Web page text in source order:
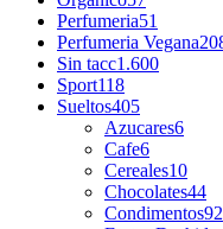
Perfumeria51
Perfumeria Vegana
Sin tacc1.600
Sport118
Sueltos405
Azucares6
Cafe6
Cereales10
Chocolates44
Condimentos92